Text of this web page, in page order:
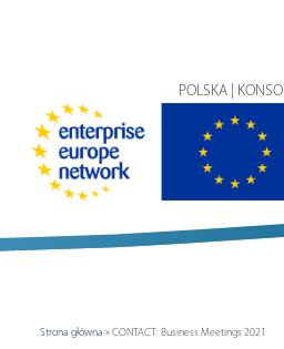
POLSKA |
Strona główna »CONTACT: Business Meetings 2021